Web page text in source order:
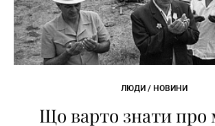
ЛЮДИ / НОВИНИ
Що варто знати про